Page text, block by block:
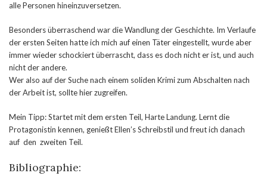
alle Personen hineinzuversetzen.
Besonders überraschend war die Wandlung der Geschichte. Im Verlaufe
der ersten Seiten hatte ich mich auf einen Täter eingestellt, wurde aber
immer wieder schockiert überrascht, dass es doch nicht er ist, und auch
nicht der andere.
Wer also auf der Suche nach einem soliden Krimi zum Abschalten nach
der Arbeit ist, sollte hier zugreifen.
Mein Tipp: Startet mit dem ersten Teil, Harte Landung. Lernt die
Protagonistin kennen, genießt Ellen’s Schreibstil und freut ich danach
auf den zweiten Teil.
Bibliographie: